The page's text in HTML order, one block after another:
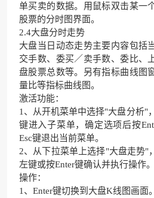
单买卖的数据。用鼠标双击某一
股票的分时图界面。
2.4大盘分时走势
大盘当日动态走势主要内容包括
交手数、委买／卖手数、委比、
盘股票总数等。另有指标曲线图
量比等指标曲线图。
激活功能：
1、从开机菜单中选择"大盘分析"
键进入子菜单，确定选项后按
Esc键退出当前菜单。
2、从下拉菜单上选择"大盘走势"
左键或按Enter键确认并执行操作。
操作：
1、Enter键切换到大盘K线图画面。